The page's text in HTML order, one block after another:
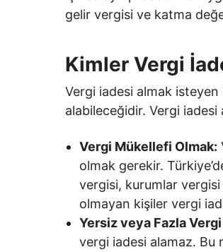
gelir vergisi ve katma
Kimler Vergi
Vergi iadesi almak
alabileceğidir. Vergi iadesi
Vergi Mükellefi Olmak:
olmak gerekir.
vergisi, kurumlar
olmayan kişiler vergi
Yersiz veya Fazla
vergi iadesi alamaz. Bu